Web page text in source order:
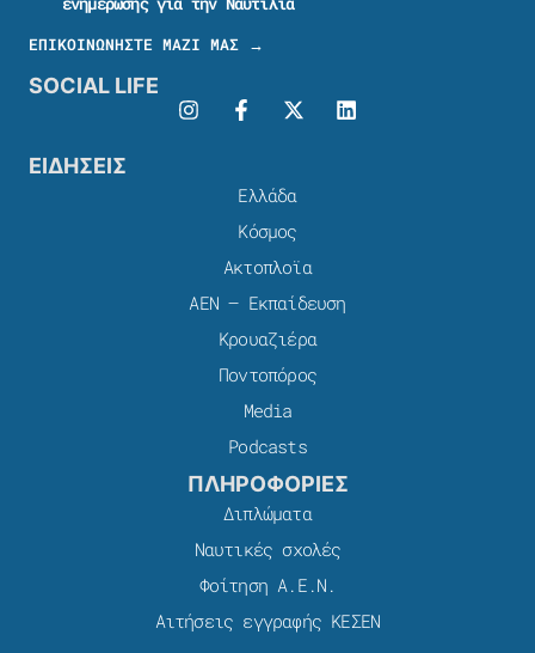
ΕΠΙΚΟΙΝΩΝΗΣΤΕ ΜΑΖΙ ΜΑΣ →
SOCIAL LIFE
ΕΙΔΗΣΕΙΣ
Ελλάδα
Κόσμος
Ακτοπλοϊα
ΑΕΝ – Εκπαίδευση
Κρουαζιέρα
Ποντοπόρος
Media
Podcasts
ΠΛΗΡΟΦΟΡΙΕΣ
Διπλώματα
Ναυτικές σχολές
Φοίτηση Α.Ε.Ν.
Αιτήσεις εγγραφής ΚΕΣΕΝ